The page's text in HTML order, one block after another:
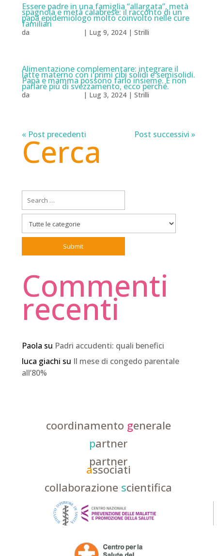
Essere padre in una famiglia “allargata”, metà
spagnola e metà calabrese: il racconto di un
papà epidemiologo molto coinvolto nelle cure
familiari
da | Lug 9, 2024| Strilli
Alimentazione complementare: integrare il
latte materno con i primi cibi solidi e semisolidi.
Papà e mamma possono farlo insieme. E non
parlare più di svezzamento, ecco perché.
da | Lug 3, 2024| Strilli
« Post precedenti Post successivi »
Cerca
Commenti
recenti
Paola su Padri accudenti: quali benefici
luca giachi su Il mese di congedo parentale
all’80%
coordinamento generale
partner
partner
associati
collaborazione scientifica